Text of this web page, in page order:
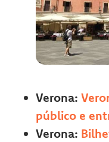
Verona:
público e
Verona: